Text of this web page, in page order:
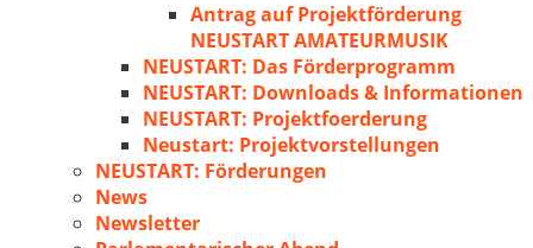
Antrag auf Projektförderung
NEUSTART AMATEURMUSIK
NEUSTART: Das Förderprogramm
NEUSTART: Downloads & Informationen
NEUSTART: Projektfoerderung
Neustart: Projektvorstellungen
NEUSTART: Förderungen
News
Newsletter